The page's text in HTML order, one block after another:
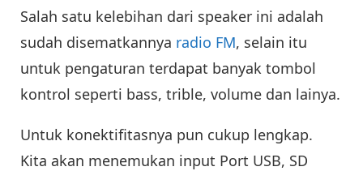
Salah satu kelebihan dari speaker ini adalah
sudah disematkannya radio FM, selain itu
untuk pengaturan terdapat banyak tombol
kontrol seperti bass, trible, volume dan lainya.
Untuk konektifitasnya pun cukup lengkap.
Kita akan menemukan input Port USB, SD